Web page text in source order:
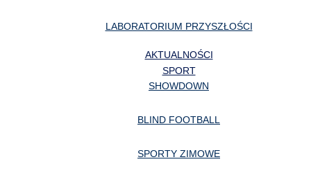
LABORATORIUM PRZYSZŁOŚCI
AKTUALNOŚCI
SPORT
SHOWDOWN
BLIND FOOTBALL
SPORTY ZIMOWE